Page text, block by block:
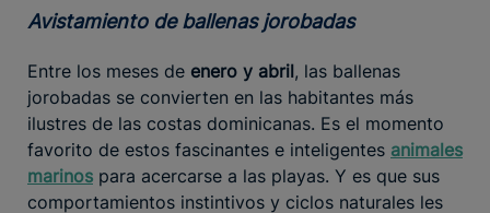
Avistamiento de ballenas jorobadas
Entre los meses de enero y abril, las ballenas
jorobadas se convierten en las habitantes más
ilustres de las costas dominicanas. Es el momento
favorito de estos fascinantes e inteligentes animales
marinos para acercarse a las playas. Y es que sus
comportamientos instintivos y ciclos naturales les